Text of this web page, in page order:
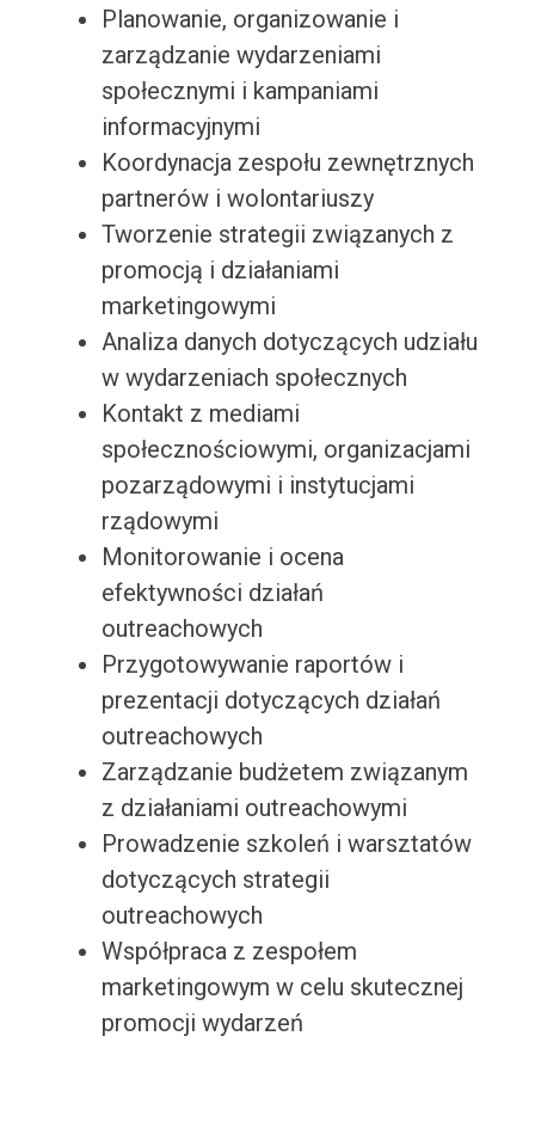
Planowanie, organizowanie i
zarządzanie wydarzeniami
społecznymi i kampaniami
informacyjnymi
Koordynacja zespołu zewnętrznych
partnerów i wolontariuszy
Tworzenie strategii związanych z
promocją i działaniami
marketingowymi
Analiza danych dotyczących udziału
w wydarzeniach społecznych
Kontakt z mediami
społecznościowymi, organizacjami
pozarządowymi i instytucjami
rządowymi
Monitorowanie i ocena
efektywności działań
outreachowych
Przygotowywanie raportów i
prezentacji dotyczących działań
outreachowych
Zarządzanie budżetem związanym
z działaniami outreachowymi
Prowadzenie szkoleń i warsztatów
dotyczących strategii
outreachowych
Współpraca z zespołem
marketingowym w celu skutecznej
promocji wydarzeń